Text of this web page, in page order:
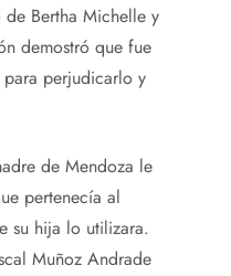
de Bertha Michelle y
demostró que fue
para perjudicarlo y
de Mendoza le
pertenecía al
su hija lo utilizara.
Muñoz Andrade